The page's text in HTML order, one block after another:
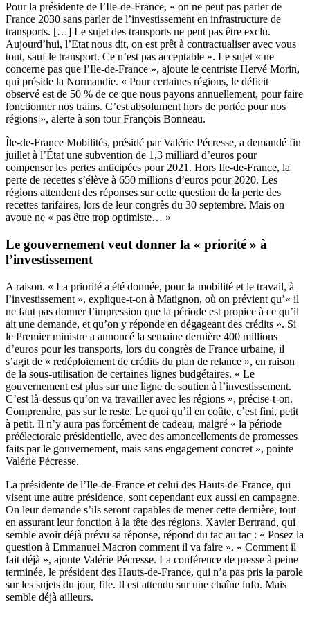
Pour la présidente de l’Ile-de-France, « on ne peut pas parler de
France 2030 sans parler de l’investissement en infrastructure de
transports. […] Le sujet des transports ne peut pas être exclu.
Aujourd’hui, l’Etat nous dit, on est prêt à contractualiser avec vous
tout, sauf le transport. Ce n’est pas acceptable ». Le sujet « ne
concerne pas que l’Ile-de-France », ajoute le centriste Hervé Morin,
qui préside la Normandie. « Pour certaines régions, le déficit
observé est de 50 % de ce que nous payons annuellement, pour faire
fonctionner nos trains. C’est absolument hors de portée pour nos
régions », alerte à son tour François Bonneau.
Île-de-France Mobilités, présidé par Valérie Pécresse, a demandé fin
juillet à l’État une subvention de 1,3 milliard d’euros pour
compenser les pertes anticipées pour 2021. Hors Ile-de-France, la
perte de recettes s’élève à 650 millions d’euros pour 2020. Les
régions attendent des réponses sur cette question de la perte des
recettes tarifaires, lors de leur congrès du 30 septembre. Mais on
avoue ne « pas être trop optimiste… »
Le gouvernement veut donner la « priorité » à
l’investissement
A raison. « La priorité a été donnée, pour la mobilité et le travail, à
l’investissement », explique-t-on à Matignon, où on prévient qu’« il
ne faut pas donner l’impression que la période est propice à ce qu’il
ait une demande, et qu’on y réponde en dégageant des crédits ». Si
le Premier ministre a annoncé la semaine dernière 400 millions
d’euros pour les transports, lors du congrès de France urbaine, il
s’agit de « redéploiement de crédits du plan de relance », en raison
de la sous-utilisation de certaines lignes budgétaires. « Le
gouvernement est plus sur une ligne de soutien à l’investissement.
C’est là-dessus qu’on va travailler avec les régions », précise-t-on.
Comprendre, pas sur le reste. Le quoi qu’il en coûte, c’est fini, petit
à petit. Il n’y aura pas forcément de cadeau, malgré « la période
préélectorale présidentielle, avec des amoncellements de promesses
faits par le gouvernement, mais sans engagement concret », pointe
Valérie Pécresse.
La présidente de l’Ile-de-France et celui des Hauts-de-France, qui
visent une autre présidence, sont cependant eux aussi en campagne.
On leur demande s’ils seront capables de mener cette dernière, tout
en assurant leur fonction à la tête des régions. Xavier Bertrand, qui
semble avoir déjà prévu sa réponse, répond du tac au tac : « Posez la
question à Emmanuel Macron comment il va faire ». « Comment il
fait déjà », ajoute Valérie Pécresse. La conférence de presse à peine
terminée, le président des Hauts-de-France, qui n’a pas pris la parole
sur les sujets du jour, file. Il est attendu sur une chaîne info. Mais
semble déjà ailleurs.